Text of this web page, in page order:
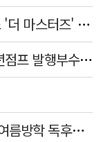
'콩쿠르 퀸' 송지원, 대구콘서트하우스 '더 마스터즈' 무대 오른다
'드래곤볼'·'슬램덩크' 신화도 끝…소년점프 발행부수 100만부 붕괴
태전도서관, 그림책 작가와 함께하는 여름방학 독후체험 운영